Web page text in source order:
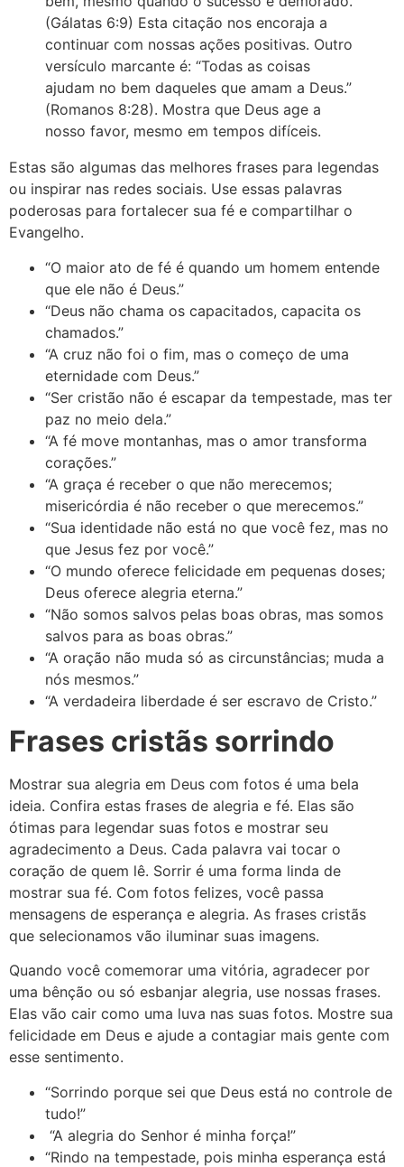
(Gálatas 6:9) Esta citação nos encoraja a
continuar com nossas ações positivas. Outro
versículo marcante é: “Todas as coisas
ajudam no bem daqueles que amam a Deus.”
(Romanos 8:28). Mostra que Deus age a
nosso favor, mesmo em tempos difíceis.
Estas são algumas das melhores frases para legendas
ou inspirar nas redes sociais. Use essas palavras
poderosas para fortalecer sua fé e compartilhar o
Evangelho.
“O maior ato de fé é quando um homem entende
que ele não é Deus.”
“Deus não chama os capacitados, capacita os
chamados.”
“A cruz não foi o fim, mas o começo de uma
eternidade com Deus.”
“Ser cristão não é escapar da tempestade, mas ter
paz no meio dela.”
“A fé move montanhas, mas o amor transforma
corações.”
“A graça é receber o que não merecemos;
misericórdia é não receber o que merecemos.”
“Sua identidade não está no que você fez, mas no
que Jesus fez por você.”
“O mundo oferece felicidade em pequenas doses;
Deus oferece alegria eterna.”
“Não somos salvos pelas boas obras, mas somos
salvos para as boas obras.”
“A oração não muda só as circunstâncias; muda a
nós mesmos.”
“A verdadeira liberdade é ser escravo de Cristo.”
Frases cristãs sorrindo
Mostrar sua alegria em Deus com fotos é uma bela
ideia. Confira estas frases de alegria e fé. Elas são
ótimas para legendar suas fotos e mostrar seu
agradecimento a Deus. Cada palavra vai tocar o
coração de quem lê. Sorrir é uma forma linda de
mostrar sua fé. Com fotos felizes, você passa
mensagens de esperança e alegria. As frases cristãs
que selecionamos vão iluminar suas imagens.
Quando você comemorar uma vitória, agradecer por
uma bênção ou só esbanjar alegria, use nossas frases.
Elas vão cair como uma luva nas suas fotos. Mostre sua
felicidade em Deus e ajude a contagiar mais gente com
esse sentimento.
“Sorrindo porque sei que Deus está no controle de
tudo!”
“A alegria do Senhor é minha força!”
“Rindo na tempestade, pois minha esperança está